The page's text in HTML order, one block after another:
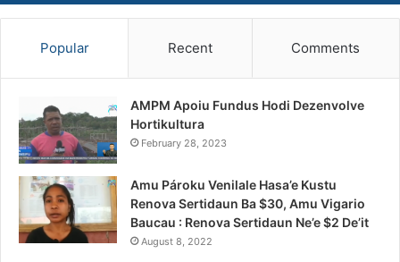
Popular Recent Comments
AMPM Apoiu Fundus Hodi Dezenvolve
Hortikultura
February 28, 2023
Amu Pároku Venilale Hasa’e Kustu
Renova Sertidaun Ba $30, Amu Vigario
Baucau : Renova Sertidaun Ne’e $2 De’it
August 8, 2022